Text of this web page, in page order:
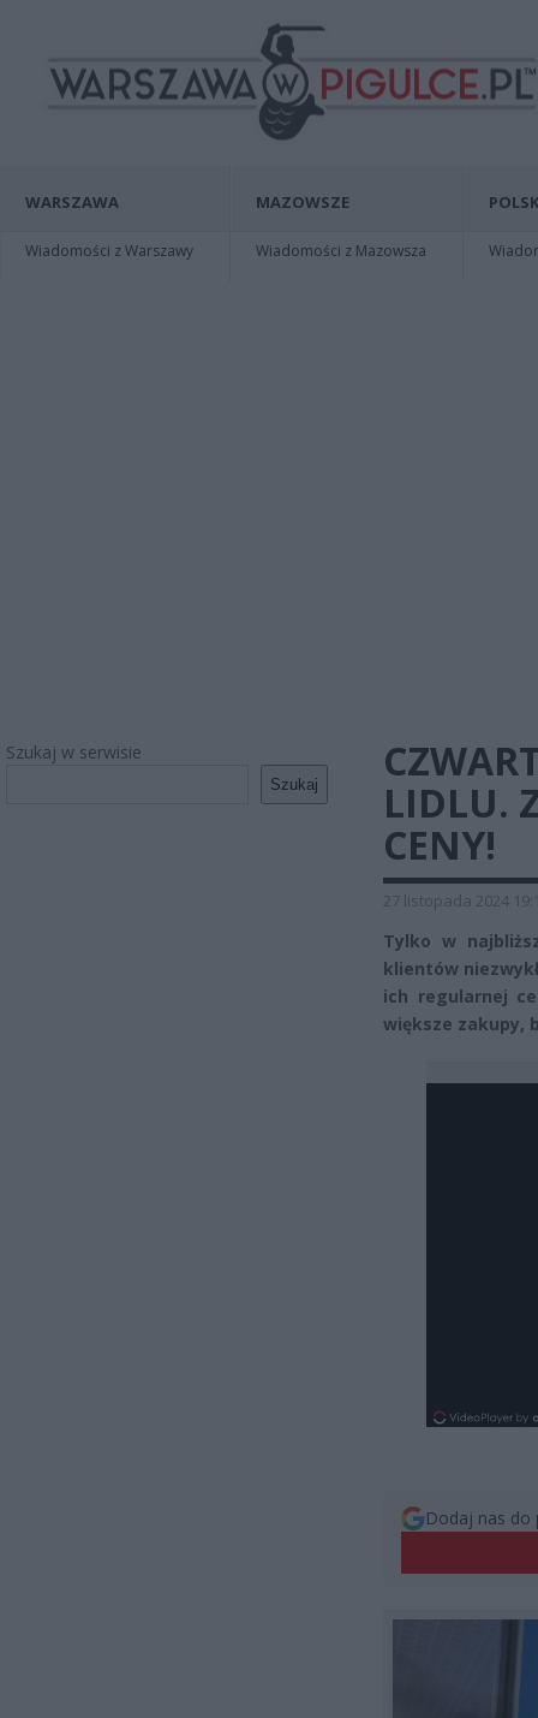
WARSZAWA
Wiadomości z Warszawy
MAZOWSZE
Wiadomości z Mazowsza
Szukaj w serwisie
Szukaj
LIDLU.
CENY!
27 listopada 2024
Tylko w
klientów
ich regularnej
większe zakupy,
Dodaj nas do